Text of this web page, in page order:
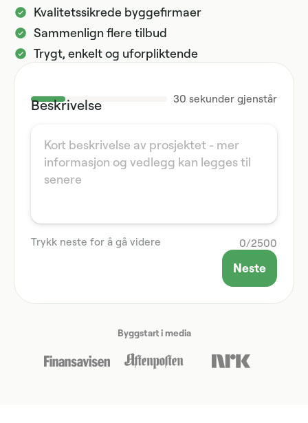
Kvalitetssikrede byggefirmaer
Sammenlign flere tilbud
Trygt, enkelt og uforpliktende
30 sekunder gjenstår
Beskrivelse
0/2500
Trykk neste for å gå videre
Neste
Byggstart i media